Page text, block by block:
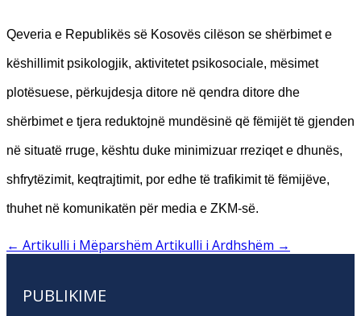
Qeveria e Republikës së Kosovës cilëson se shërbimet e
këshillimit psikologjik, aktivitetet psikosociale, mësimet
plotësuese, përkujdesja ditore në qendra ditore dhe
shërbimet e tjera reduktojnë mundësinë që fëmijët të gjenden
në situatë rruge, kështu duke minimizuar rreziqet e dhunës,
shfrytëzimit, keqtrajtimit, por edhe të trafikimit të fëmijëve,
thuhet në komunikatën për media e ZKM-së.
← Artikulli i Mëparshëm Artikulli i Ardhshëm →
PUBLIKIME